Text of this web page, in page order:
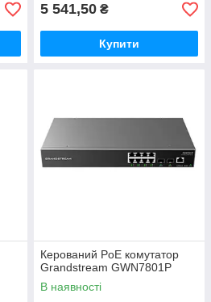
5 541,50 ₴
Купити
Керований PoE комутатор
Grandstream GWN7801P
В наявності